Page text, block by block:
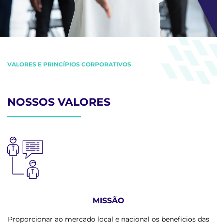
VALORES E PRINCÍPIOS CORPORATIVOS
NOSSOS VALORES
MISSÃO
Proporcionar ao mercado local e nacional os benefícios das